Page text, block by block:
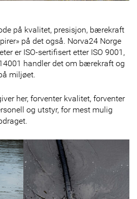
på kvalitet, presisjon, bærekraft
på det også. Norva24 Norge
er ISO-sertifisert etter ISO 9001,
handler det om bærekraft og
miljøet.
her, forventer kvalitet, forventer
og utstyr, for mest mulig